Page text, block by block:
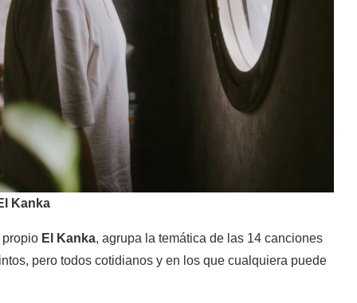
Kanka
El Kanka, agrupa la temática de las 14 canciones
pero todos cotidianos y en los que cualquiera puede